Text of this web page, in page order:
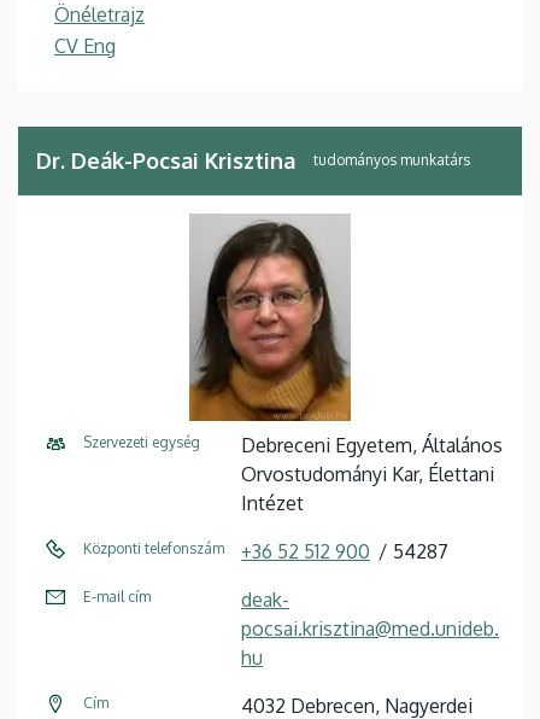
Önéletrajz
CV Eng
Dr. Deák-Pocsai Krisztina tudományos munkatárs
Szervezeti egység
Debreceni Egyetem, Általános
Orvostudományi Kar, Élettani
Intézet
Központi telefonszám +36 52 512 900 54287
E-mail cím
deak-
pocsai.krisztina@med.unideb.
hu
Cím
4032 Debrecen, Nagyerdei